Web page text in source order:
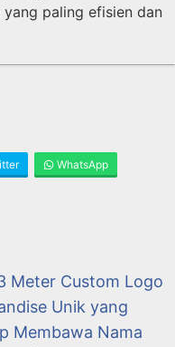
paling efisien dan
WhatsApp
Meter Custom Logo
Unik yang
Membawa Nama